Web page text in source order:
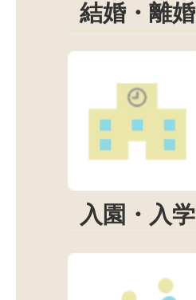
結婚・離婚
入園・入学